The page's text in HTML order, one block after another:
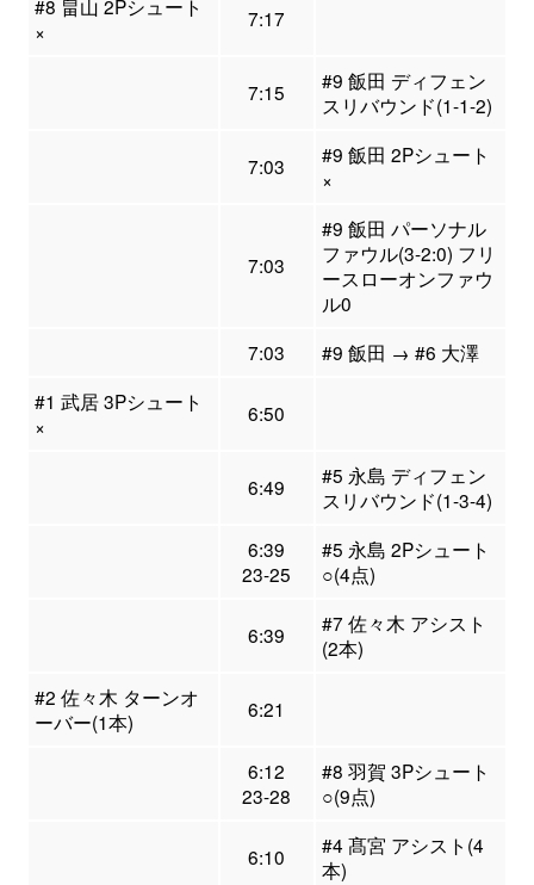
#8 畠山 2Pシュート
×
7:17
7:15
#9 飯田 ディフェン
スリバウンド(1-1-2)
7:03
#9 飯田 2Pシュート
×
7:03
#9 飯田 パーソナル
ファウル(3-2:0) フリ
ースローオンファウ
ル0
7:03
#9 飯田 → #6 大澤
#1 武居 3Pシュート
×
6:50
6:49
#5 永島 ディフェン
スリバウンド(1-3-4)
6:39
23-25
#5 永島 2Pシュート
○(4点)
6:39
#7 佐々木 アシスト
(2本)
#2 佐々木 ターンオ
ーバー(1本)
6:21
6:12
23-28
#8 羽賀 3Pシュート
○(9点)
6:10
#4 髙宮 アシスト(4
本)